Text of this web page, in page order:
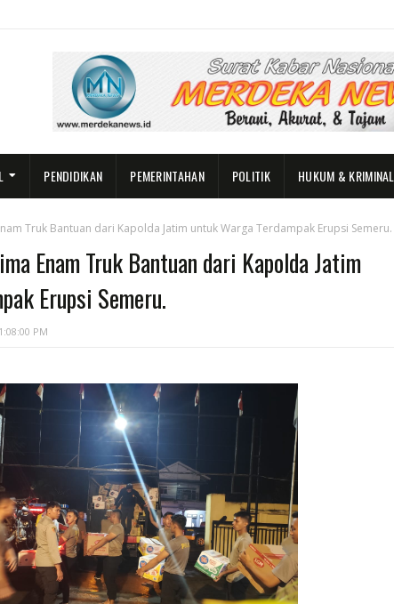
PENDIDIKAN PEMERINTAHAN POLITIK HUKUM & KRIMINAL
Truk Bantuan dari Kapolda Jatim untuk Warga Terdampak Erupsi Semeru.
Enam Truk Bantuan dari Kapolda Jatim
Erupsi Semeru.
PM